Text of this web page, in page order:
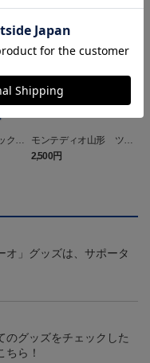
クユ
）
モンテディオ山形 ツン
ベアー タオルマフラー
2,500円
オ」グッズは、サポータ
のグッズをチェックした
ちら！